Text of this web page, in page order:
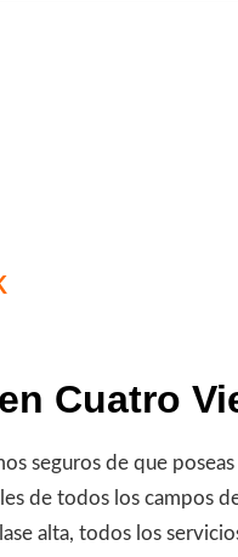
Cuatro
seguros de que poseas
de todos los campos
alta, todos los